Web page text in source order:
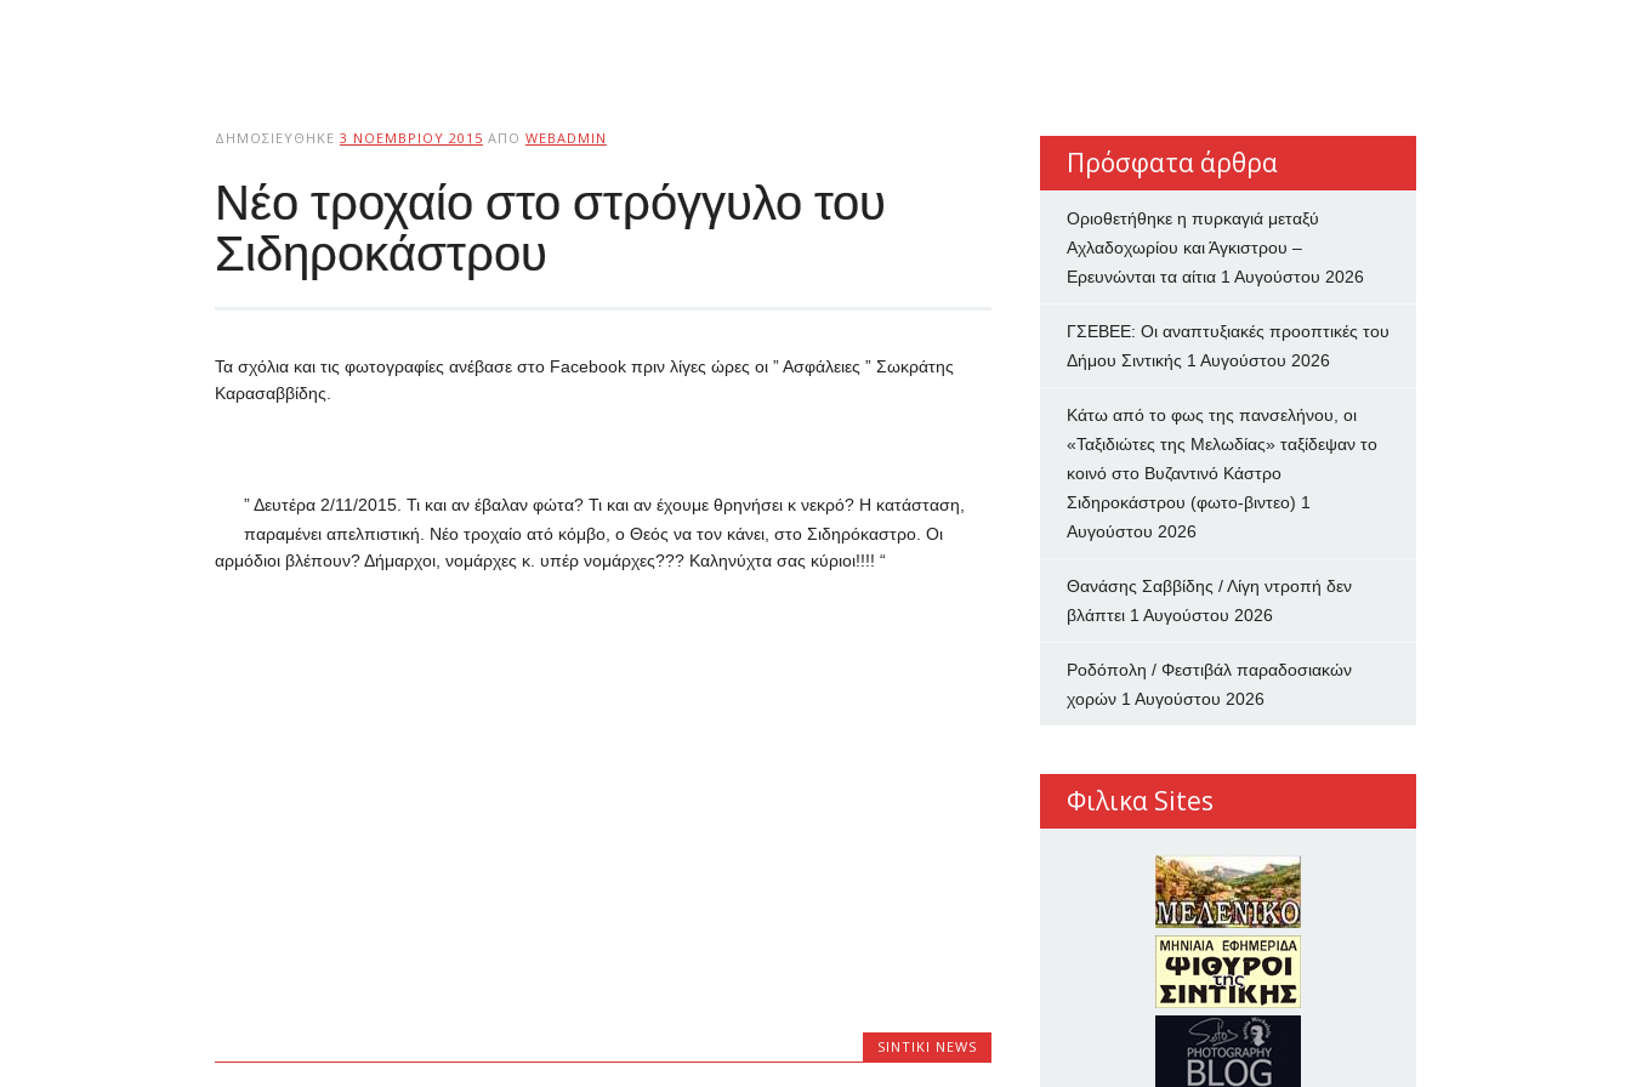
ΔΗΜΟΣΙΕΎΘΗΚΕ 3 ΝΟΕΜΒΡΊΟΥ 2015 ΑΠΌ WEBADMIN
Νέο τροχαίο στο στρόγγυλο του
Σιδηροκάστρου
Τα σχόλια και τις φωτογραφίες ανέβασε στο Facebookπριν λίγες ώρες οι ” Ασφάλειες ” Σωκράτης
Καρασαββίδης.
” Δευτέρα 2/11/2015. Τι και αν έβαλαν φώτα? Τι και αν έχουμε θρηνήσει κ νεκρό? Η κατάσταση,
παραμένει απελπιστική. Νέο τροχαίο ατό κόμβο, ο Θεός να τον κάνει, στο Σιδηρόκαστρο. Οι
αρμόδιοι βλέπουν? Δήμαρχοι, νομάρχες κ. υπέρ νομάρχες??? Καληνύχτα σας κύριοι!!!! “
SINTIKI NEWS
Πρόσφατα άρθρα
Οριοθετήθηκε η πυρκαγιά μεταξύ
Αχλαδοχωρίου και Άγκιστρου –
Ερευνώνται τα αίτια 1 Αυγούστου 2026
ΓΣΕΒΕΕ: Οι αναπτυξιακές προοπτικές του
Δήμου Σιντικής 1 Αυγούστου 2026
Κάτω από το φως της πανσελήνου, οι
«Ταξιδιώτες της Μελωδίας» ταξίδεψαν το
κοινό στο Βυζαντινό Κάστρο
Σιδηροκάστρου (φωτο-βιντεο) 1
Αυγούστου 2026
Θανάσης Σαββίδης / Λίγη ντροπή δεν
βλάπτει 1 Αυγούστου 2026
Ροδόπολη / Φεστιβάλ παραδοσιακών
χορών 1 Αυγούστου 2026
Φιλικα Sites